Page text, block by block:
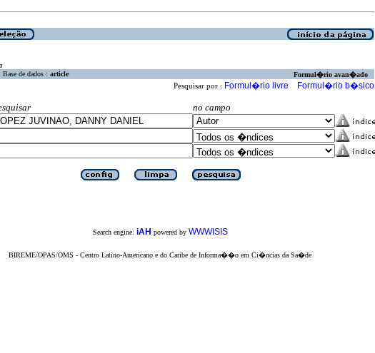
Base de dados : article Formul�rio avan�ado
Pesquisar por : Formul�rio livre Formul�rio b�sico
no campo
Search engine: iAH powered by WWWISIS
BIREME/OPAS/OMS - Centro Latino-Americano e do Caribe de Informa��o em Ci�ncias da Sa�de